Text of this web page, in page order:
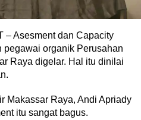
– Asesment dan Capacity
pegawai organik Perusahan
Raya digelar. Hal itu dinilai
Makassar Raya, Andi Apriady
itu sangat bagus.